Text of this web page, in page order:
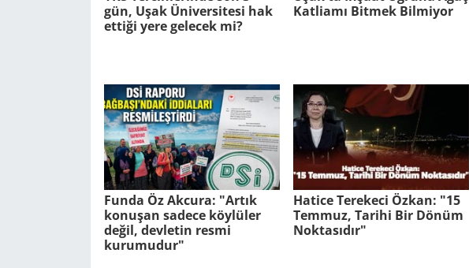
gün, Uşak Üniversitesi hak
ettiği yere gelecek mi?
Katliamı Bitmek Bilmiyor
Funda Öz Akcura: "Artık
konuşan sadece köylüler
değil, devletin resmi
kurumudur"
Hatice Terekeci Özkan: "15
Temmuz, Tarihi Bir Dönüm
Noktasıdır"